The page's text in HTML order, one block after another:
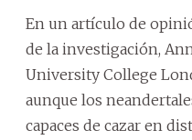
En un artículo de
de la investigación,
University College
aunque los
capaces de cazar en